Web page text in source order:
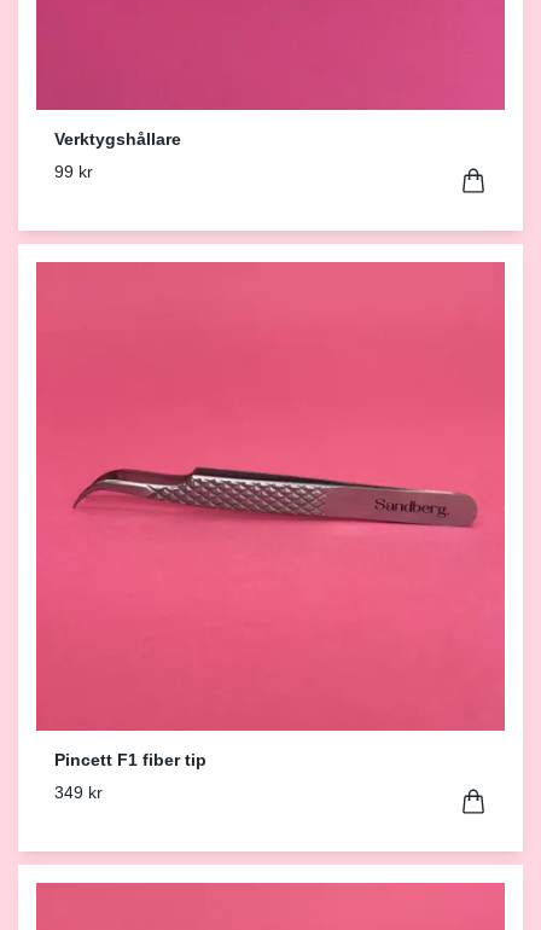
Verktygshållare
99 kr
Pincett F1 fiber tip
349 kr